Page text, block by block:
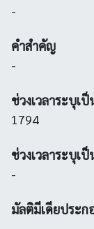
-
คำสำคัญ
-
ช่วงเวลาระบุเ
1794
ช่วงเวลาระบุเ
-
มัลติมีเดียประก